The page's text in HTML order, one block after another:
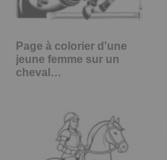
Page à colorier d'une
jeune femme sur un
cheval…